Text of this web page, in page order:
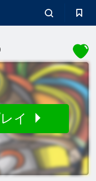
イ